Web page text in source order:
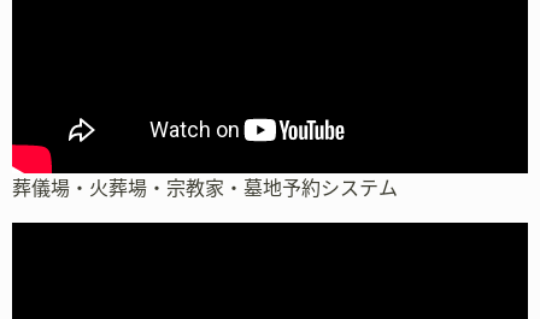
葬儀場・火葬場・宗教家・墓地予約システム